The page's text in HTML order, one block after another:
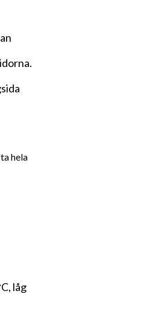
hela
låg